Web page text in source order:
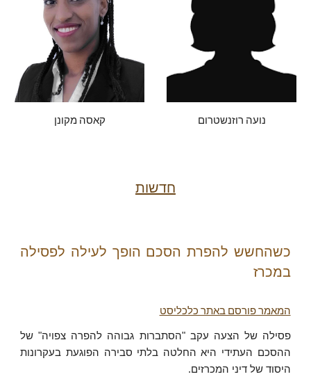
קאסה מקונן נועה רוזנשטרום
חדשות
כשהחשש להפרת הסכם הופך לעילה לפסילה
במכרז
המאמר פורסם באתר כלכליסט
פסילה של הצעה עקב "הסתברות גבוהה להפרה צפויה" של
ההסכם העתידי היא החלטה בלתי סבירה הפוגעת בעקרונות
היסוד של דיני המכרזים.